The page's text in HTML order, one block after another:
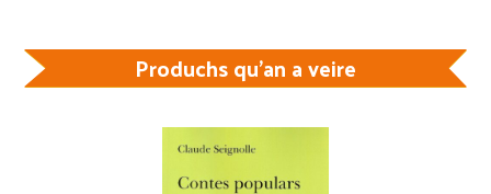
Produchs qu'an a veire